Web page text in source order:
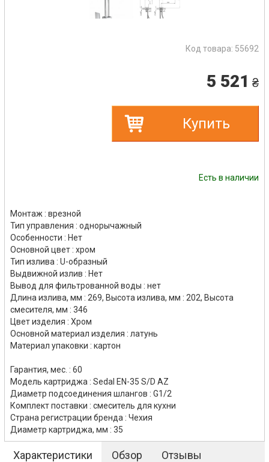
Код товара: 55692
5 521 ₴
Купить
Есть в наличии
Монтаж : врезной
Тип управления : однорычажный
Особенности : Нет
Основной цвет : хром
Тип излива : U-образный
Выдвижной излив : Нет
Вывод для фильтрованной воды : нет
Длина излива, мм : 269, Высота излива, мм : 202, Высота
смесителя, мм : 346
Цвет изделия : Хром
Основной материал изделия : латунь
Материал упаковки : картон
Гарантия, мес. : 60
Модель картриджа : Sedal EN-35 S/D AZ
Диаметр подсоединения шлангов : G1/2
Комплект поставки : смеситель для кухни
Страна регистрации бренда : Чехия
Диаметр картриджа, мм : 35
Характеристики Обзор Отзывы